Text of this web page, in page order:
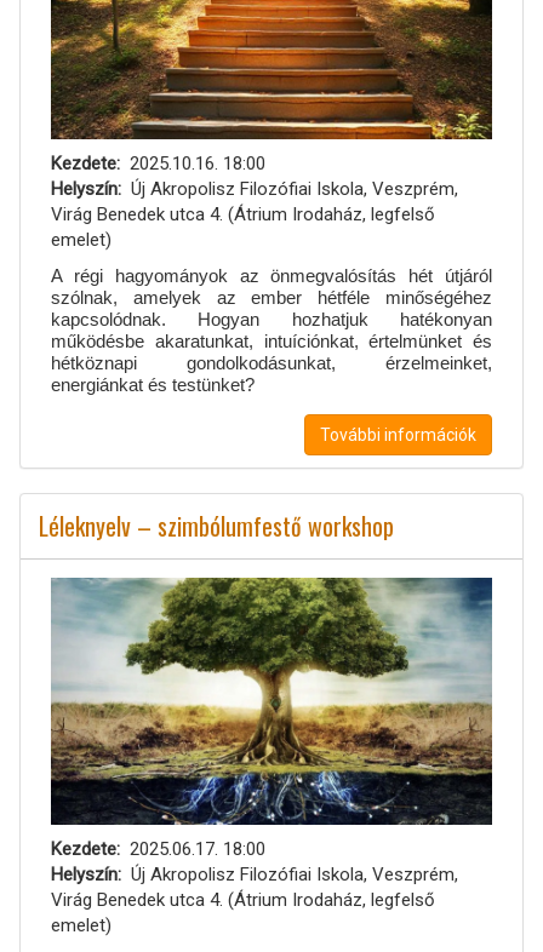
Kezdete
2025.10.16. 18:00
Helyszín
Új Akropolisz Filozófiai Iskola, Veszprém,
Virág Benedek utca 4. (Átrium Irodaház, legfelső
emelet)
A régi hagyományok az önmegvalósítás hét útjáról
szólnak, amelyek az ember hétféle minőségéhez
kapcsolódnak. Hogyan hozhatjuk hatékonyan
működésbe akaratunkat, intuíciónkat, értelmünket és
hétköznapi gondolkodásunkat, érzelmeinket,
energiánkat és testünket?
További információk
Léleknyelv – szimbólumfestő workshop
Kezdete
2025.06.17. 18:00
Helyszín
Új Akropolisz Filozófiai Iskola, Veszprém,
Virág Benedek utca 4. (Átrium Irodaház, legfelső
emelet)